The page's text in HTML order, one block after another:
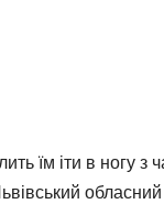
їм іти в ногу з
обласний